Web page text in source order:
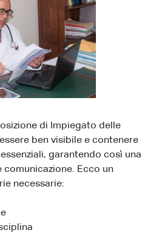
di Impiegato delle
ben visibile e contenere
garantendo così una
Ecco un
necessarie: